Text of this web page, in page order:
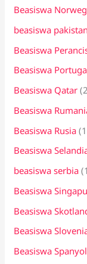
Beasiswa
beasiswa pakistan
Beasiswa
Beasiswa
Beasiswa Qatar
Beasiswa
Beasiswa Rusia
Beasiswa
beasiswa serbia
Beasiswa
Beasiswa
Beasiswa
Beasiswa Spanyol